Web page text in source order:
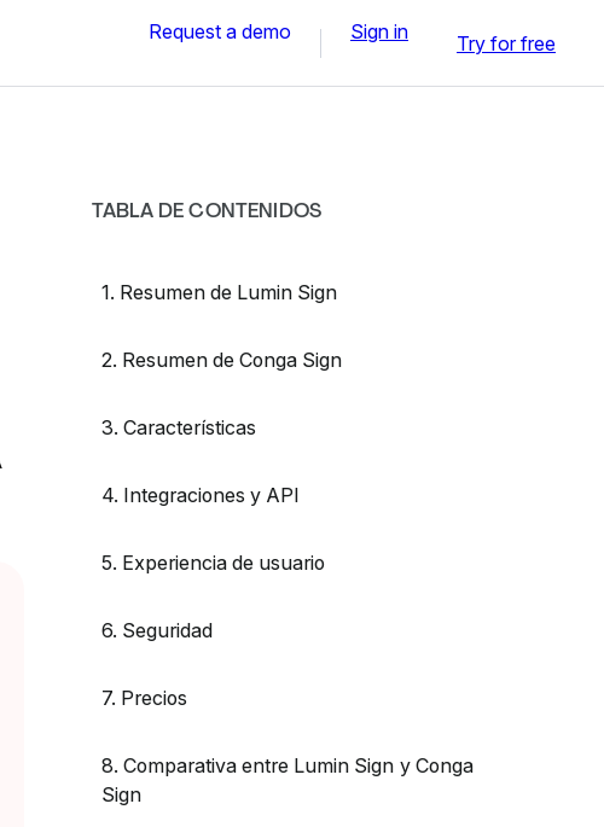
Request a demo Sign in Try for free
TABLA DE CONTENIDOS
1. Resumen de Lumin Sign
2. Resumen de Conga Sign
3. Características
4. Integraciones y API
5. Experiencia de usuario
6. Seguridad
7. Precios
8. Comparativa entre Lumin Sign y Conga
Sign